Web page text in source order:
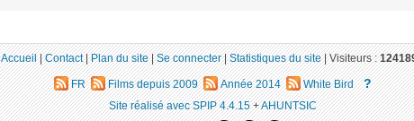
Accueil|Contact|Plan du site|Se connecter|Statistiques du site|Visiteurs :
FR Films depuis 2009 Année 2014 White Bird ?
Site réalisé avec SPIP 4.4.15+AHUNTSIC